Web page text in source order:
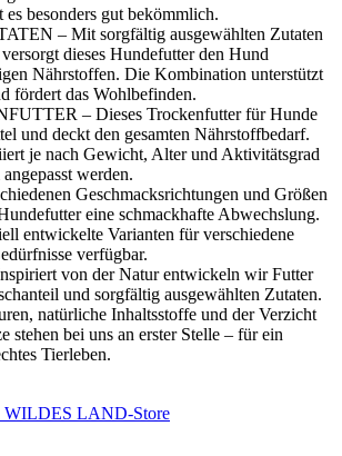
es besonders gut bekömmlich.
– Mit sorgfältig ausgewählten Zutaten
dieses Hundefutter den Hund
Nährstoffen. Die Kombination unterstützt
fördert das Wohlbefinden.
– Dieses Trockenfutter für Hunde
und deckt den gesamten Nährstoffbedarf.
je nach Gewicht, Alter und Aktivitätsgrad
werden.
Geschmacksrichtungen und Größen
eine schmackhafte Abwechslung.
entwickelte Varianten für verschiedene
verfügbar.
von der Natur entwickeln wir Futter
und sorgfältig ausgewählten Zutaten.
natürliche Inhaltsstoffe und der Verzicht
stehen bei uns an erster Stelle – für ein
Tierleben.
WILDES LAND-Store